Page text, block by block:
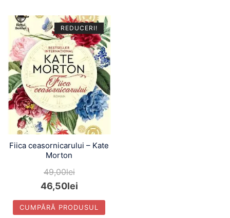
REDUCERI!
Fiica ceasornicarului – Kate
Morton
49,00lei
46,50lei
CUMPĂRĂ PRODUSUL